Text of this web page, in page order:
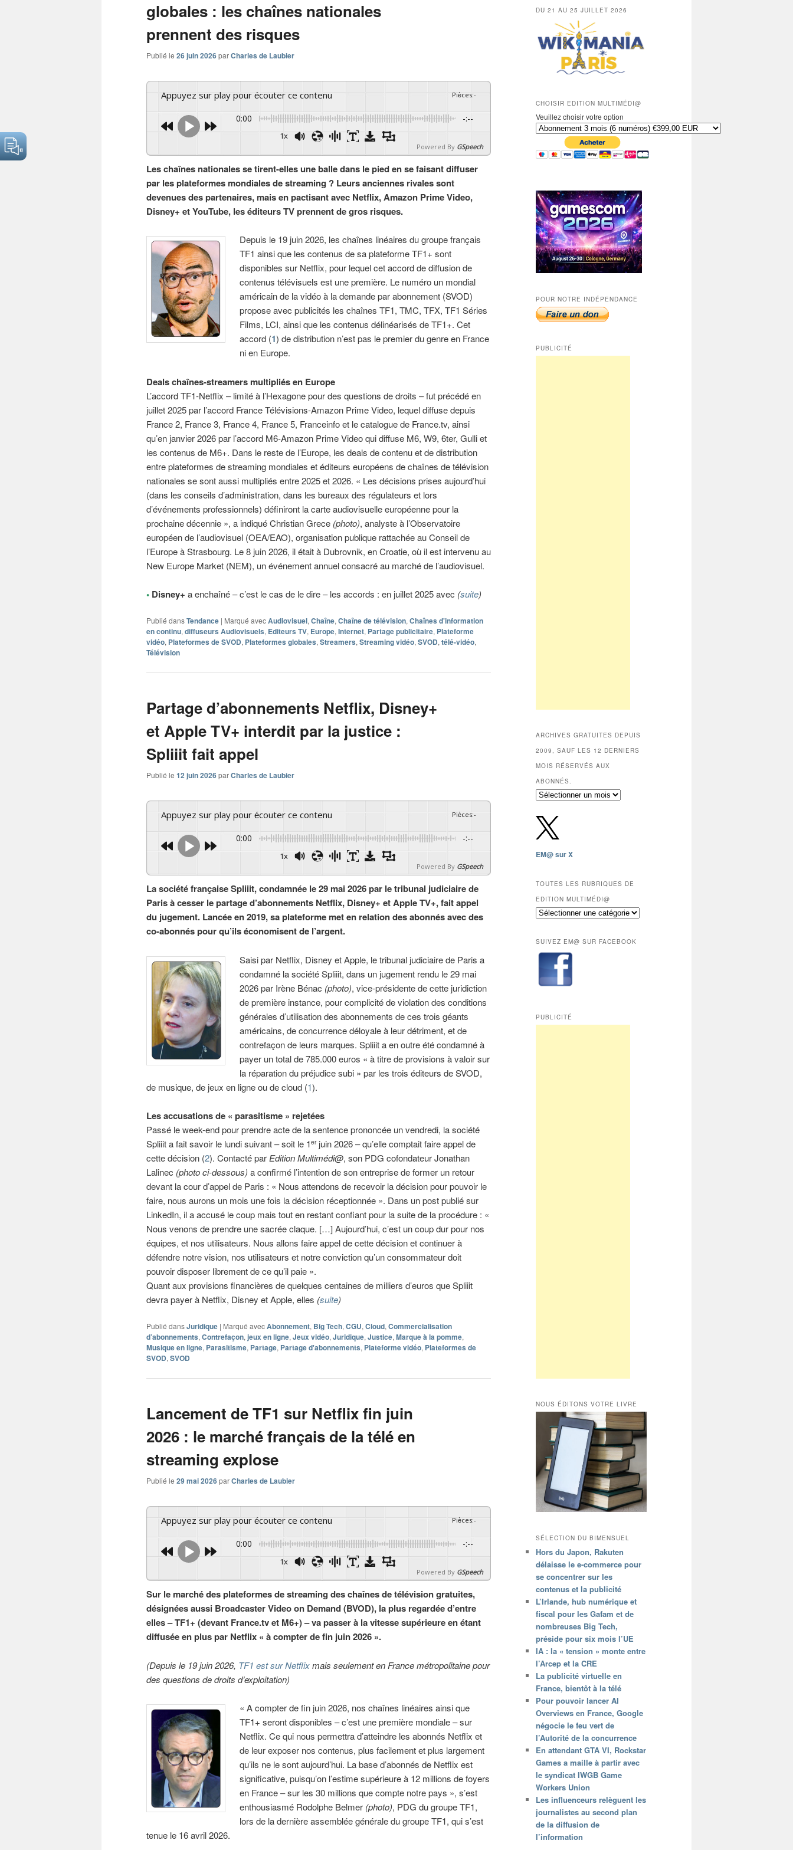
globales : les chaînes nationales
prennent des risques
Publié le 26 juin 2026parCharles de Laubier
Appuyez sur play pour écouter ce contenu Pièces:-
0:00 -:--
1x
Powered By GSpeech
Les chaînes nationales se tirent-elles une balle dans le pied en se faisant diffuser
par les plateformes mondiales de streaming ? Leurs anciennes rivales sont
devenues des partenaires, mais en pactisant avec Netflix, Amazon Prime Video,
Disney+ et YouTube, les éditeurs TV prennent de gros risques.
Depuis le 19 juin 2026, les chaînes linéaires du groupe français
TF1 ainsi que les contenus de sa plateforme TF1+ sont
disponibles sur Netflix, pour lequel cet accord de diffusion de
contenus télévisuels est une première. Le numéro un mondial
américain de la vidéo à la demande par abonnement (SVOD)
propose avec publicités les chaînes TF1, TMC, TFX, TF1 Séries
Films, LCI, ainsi que les contenus délinéarisés de TF1+. Cet
accord (1) de distribution n’est pas le premier du genre en France
ni en Europe.
Deals chaînes-streamers multipliés en Europe
L’accord TF1-Netflix – limité à l’Hexagone pour des questions de droits – fut précédé en
juillet 2025 par l’accord France Télévisions-Amazon Prime Video, lequel diffuse depuis
France 2, France 3, France 4, France 5, Franceinfo et le catalogue de France.tv, ainsi
qu’en janvier 2026 par l’accord M6-Amazon Prime Video qui diffuse M6, W9, 6ter, Gulli et
les contenus de M6+. Dans le reste de l’Europe, les deals de contenu et de distribution
entre plateformes de streaming mondiales et éditeurs européens de chaînes de télévision
nationales se sont aussi multipliés entre 2025 et 2026. « Les décisions prises aujourd’hui
(dans les conseils d’administration, dans les bureaux des régulateurs et lors
d’événements professionnels) définiront la carte audiovisuelle européenne pour la
prochaine décennie », a indiqué Christian Grece (photo), analyste à l’Observatoire
européen de l’audiovisuel (OEA/EAO), organisation publique rattachée au Conseil de
l’Europe à Strasbourg. Le 8 juin 2026, il était à Dubrovnik, en Croatie, où il est intervenu au
New Europe Market (NEM), un événement annuel consacré au marché de l’audiovisuel.
• Disney+ a enchaîné – c’est le cas de le dire – les accords : en juillet 2025 avec (suite)
Publié dansTendance | Marqué avecAudiovisuel,Chaîne,Chaîne de télévision,Chaînes d'information
en continu,diffuseurs Audiovisuels, Editeurs TV, Europe,Internet, Partage publicitaire, Plateforme
vidéo, Plateformes de SVOD, Plateformes globales,Streamers,Streaming vidéo,SVOD,télé-vidéo,
Télévision
Partage d’abonnements Netflix, Disney+
et Apple TV+ interdit par la justice :
Spliiit fait appel
Publié le 12 juin 2026parCharles de Laubier
Appuyez sur play pour écouter ce contenu Pièces:-
0:00 -:--
1x
Powered By GSpeech
La société française Spliiit, condamnée le 29 mai 2026 par le tribunal judiciaire de
Paris à cesser le partage d’abonnements Netflix, Disney+ et Apple TV+, fait appel
du jugement. Lancée en 2019, sa plateforme met en relation des abonnés avec des
co-abonnés pour qu’ils économisent de l’argent.
Saisi par Netflix, Disney et Apple, le tribunal judiciaire de Paris a
condamné la société Spliiit, dans un jugement rendu le 29 mai
2026 par Irène Bénac (photo), vice-présidente de cette juridiction
de première instance, pour complicité de violation des conditions
générales d’utilisation des abonnements de ces trois géants
américains, de concurrence déloyale à leur détriment, et de
contrefaçon de leurs marques. Spliiit a en outre été condamné à
payer un total de 785.000 euros « à titre de provisions à valoir sur
la réparation du préjudice subi » par les trois éditeurs de SVOD,
de musique, de jeux en ligne ou de cloud (1).
Les accusations de « parasitisme » rejetées
Passé le week-end pour prendre acte de la sentence prononcée un vendredi, la société
Spliiit a fait savoir le lundi suivant – soit le 1erjuin 2026 – qu’elle comptait faire appel de
cette décision (2). Contacté par Edition Multimédi@, son PDG cofondateur Jonathan
Lalinec (photo ci-dessous) a confirmé l’intention de son entreprise de former un retour
devant la cour d’appel de Paris : « Nous attendons de recevoir la décision pour pouvoir le
faire, nous aurons un mois une fois la décision réceptionnée ». Dans un post publié sur
LinkedIn, il a accusé le coup mais tout en restant confiant pour la suite de la procédure : «
Nous venons de prendre une sacrée claque. […] Aujourd’hui, c’est un coup dur pour nos
équipes, et nos utilisateurs. Nous allons faire appel de cette décision et continuer à
défendre notre vision, nos utilisateurs et notre conviction qu’un consommateur doit
pouvoir disposer librement de ce qu’il paie ».
Quant aux provisions financières de quelques centaines de milliers d’euros que Spliiit
devra payer à Netflix, Disney et Apple, elles (suite)
Publié dansJuridique | Marqué avecAbonnement, Big Tech,CGU,Cloud,Commercialisation
d’abonnements,Contrefaçon,jeux en ligne,Jeux vidéo,Juridique,Justice,Marque à la pomme,
Musique en ligne, Parasitisme, Partage, Partage d'abonnements, Plateforme vidéo, Plateformes de
SVOD,SVOD
Lancement de TF1 sur Netflix fin juin
2026 : le marché français de la télé en
streaming explose
Publié le 29 mai 2026parCharles de Laubier
Appuyez sur play pour écouter ce contenu Pièces:-
0:00 -:--
1x
Powered By GSpeech
Sur le marché des plateformes de streaming des chaînes de télévision gratuites,
désignées aussi Broadcaster Video on Demand (BVOD), la plus regardée d’entre
elles – TF1+ (devant France.tv et M6+) – va passer à la vitesse supérieure en étant
diffusée en plus par Netflix « à compter de fin juin 2026 ».
(Depuis le 19 juin 2026, TF1 est sur Netflixmais seulement en France métropolitaine pour
des questions de droits d’exploitation)
« A compter de fin juin 2026, nos chaînes linéaires ainsi que
TF1+ seront disponibles – c’est une première mondiale – sur
Netflix. Ce qui nous permettra d’atteindre les abonnés Netflix et
de leur exposer nos contenus, plus facilement et plus largement
qu’ils ne le sont aujourd’hui. La base d’abonnés de Netflix est
significative, puisqu’on l’estime supérieure à 12 millions de foyers
en France – sur les 30 millions que compte notre pays », s’est
enthousiasmé Rodolphe Belmer (photo), PDG du groupe TF1,
lors de la dernière assemblée générale du groupe TF1, qui s’est
tenue le 16 avril 2026.
DU 21 AU 25 JUILLET 2026
CHOISIR EDITION MULTIMÉDI@
Veuillez choisir votre option
POUR NOTRE INDÉPENDANCE
PUBLICITÉ
ARCHIVES GRATUITES DEPUIS
2009, SAUF LES 12 DERNIERS
MOIS RÉSERVÉS AUX
ABONNÉS.
Archives
depuis
2009,
sauf
les
mois
réservés
aux
abonnés.
EM@ sur X
TOUTES LES RUBRIQUES DE
EDITION MULTIMÉDI@
Toutes
de
Edition
Multimédi@
SUIVEZ EM@ SUR FACEBOOK
PUBLICITÉ
NOUS ÉDITONS VOTRE LIVRE
SÉLECTION DU BIMENSUEL
Hors du Japon, Rakuten
délaisse le e-commerce pour
se concentrer sur les
contenus et la publicité
L’Irlande, hub numérique et
fiscal pour les Gafam et de
nombreuses Big Tech,
préside pour six mois l’UE
IA : la « tension » monte entre
l’Arcep et la CRE
La publicité virtuelle en
France, bientôt à la télé
Pour pouvoir lancer AI
Overviews en France, Google
négocie le feu vert de
l’Autorité de la concurrence
En attendant GTA VI, Rockstar
Games a maille à partir avec
le syndicat IWGB Game
Workers Union
Les influenceurs relèguent les
journalistes au second plan
de la diffusion de
l’information